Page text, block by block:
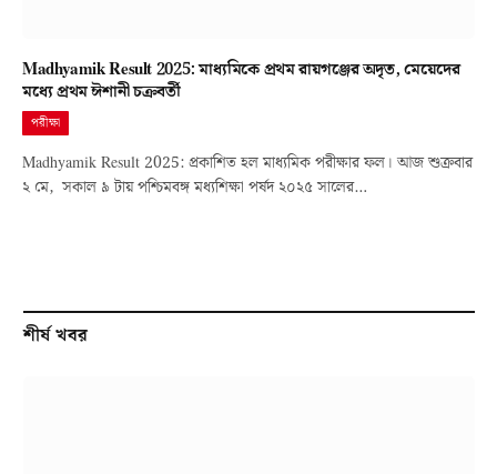
Madhyamik Result 2025: মাধ্যমিকে প্রথম রায়গঞ্জের অদৃত, মেয়েদের
মধ্যে প্রথম ঈশানী চক্রবর্তী
পরীক্ষা
Madhyamik Result 2025: প্রকাশিত হল মাধ্যমিক পরীক্ষার ফল। আজ শুক্রবার
২ মে, সকাল ৯ টায় পশ্চিমবঙ্গ মধ্যশিক্ষা পর্ষদ ২০২৫ সালের…
শীর্ষ খবর